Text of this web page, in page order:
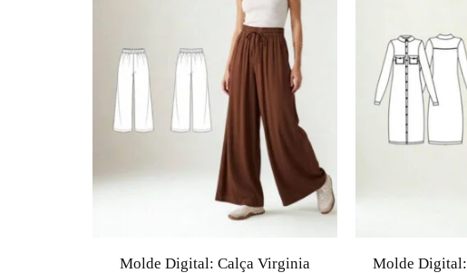
Molde Digital: Calça Virginia Molde Digital: